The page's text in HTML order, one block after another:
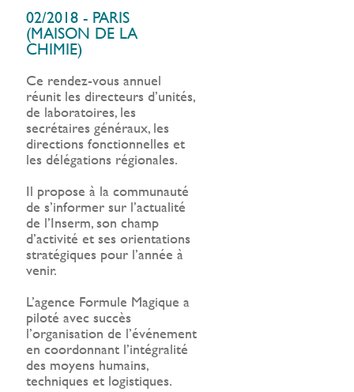
02/2018 - PARIS
(MAISON DE LA
CHIMIE)
Ce rendez-vous annuel
réunit les directeurs d’unités,
de laboratoires, les
secrétaires généraux, les
directions fonctionnelles et
les délégations régionales.
Il propose à la communauté
de s’informer sur l’actualité
de l’Inserm, son champ
d’activité et ses orientations
stratégiques pour l’année à
venir.
L’agence Formule Magique a
piloté avec succès
l’organisation de l’événement
en coordonnant l’intégralité
des moyens humains,
techniques et logistiques.